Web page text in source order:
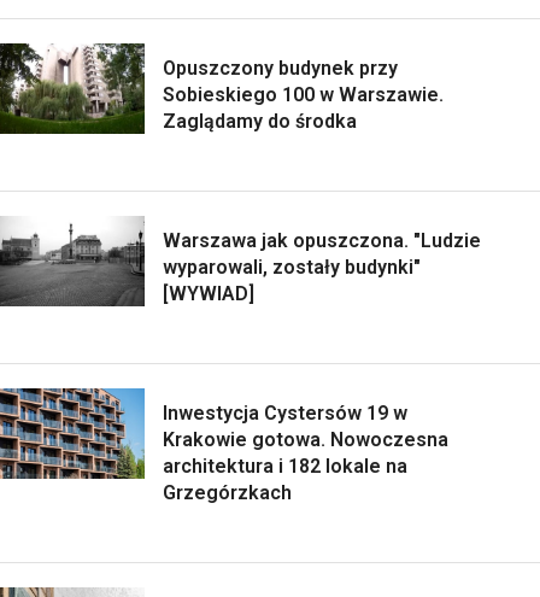
Opuszczony budynek przy
Sobieskiego 100 w Warszawie.
Zaglądamy do środka
Warszawa jak opuszczona. "Ludzie
wyparowali, zostały budynki"
[WYWIAD]
Inwestycja Cystersów 19 w
Krakowie gotowa. Nowoczesna
architektura i 182 lokale na
Grzegórzkach